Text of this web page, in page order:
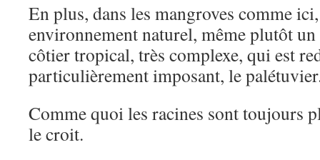
En plus, dans les mangroves comme
environnement naturel, même plutôt
côtier tropical, très complexe, qui est
particulièrement imposant, le
Comme quoi les racines sont toujours
le croit.